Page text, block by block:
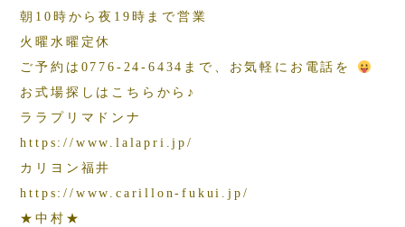
朝10時から夜19時まで営業
火曜水曜定休
ご予約は0776-24-6434まで、お気軽にお電話を
お式場探しはこちらから♪
ララプリマドンナ
https://www.lalapri.jp/
カリヨン福井
https://www.carillon-fukui.jp/
★中村★